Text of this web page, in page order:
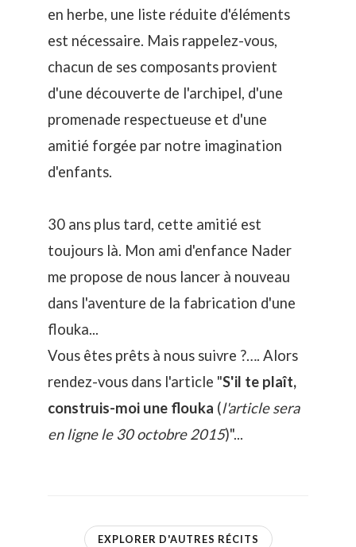
en herbe, une liste réduite d'éléments
est nécessaire. Mais rappelez-vous,
chacun de ses composants provient
d'une découverte de l'archipel, d'une
promenade respectueuse et d'une
amitié forgée par notre imagination
d'enfants.
30 ans plus tard, cette amitié est
toujours là. Mon ami d'enfance Nader
me propose de nous lancer à nouveau
dans l'aventure de la fabrication d'une
flouka...
Vous êtes prêts à nous suivre ?…. Alors
rendez-vous dans l'article "S'il te plaît,
construis-moi une flouka (l'article sera
en ligne le 30 octobre 2015)"...
EXPLORER D'AUTRES RÉCITS